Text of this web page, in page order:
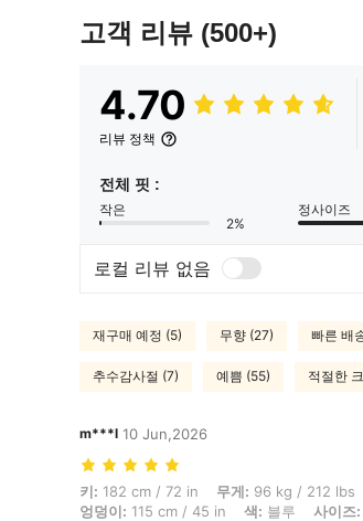
고객 리뷰 (500+)
4.70
리뷰 정책
전체 핏 :
작은
2%
정사이즈
로컬 리뷰 없음
재구매 예정 (5) 무향 (27) 빠른 배
추수감사절 (7) 예쁨 (55) 적절한
m***l 10 Jun,2026
키: 182 cm / 72 in, 무게: 96 kg / 212 lbs, 체형:
키: 182 cm / 72 in 무게: 96 kg / 212 lbs
엉덩이: 115 cm / 45 in 색: 블루 사이즈: